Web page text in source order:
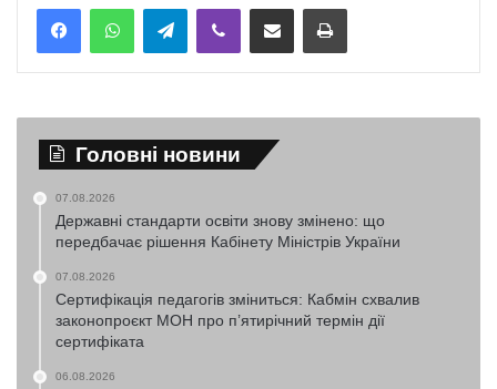
TelegramViber Надіслати електронною поштоюНадрукувати
Головні новини
07.08.2026
Державні стандарти освіти знову змінено: що
передбачає рішення Кабінету Міністрів України
07.08.2026
Сертифікація педагогів зміниться: Кабмін схвалив
законопроєкт МОН про п’ятирічний термін дії
сертифіката
06.08.2026